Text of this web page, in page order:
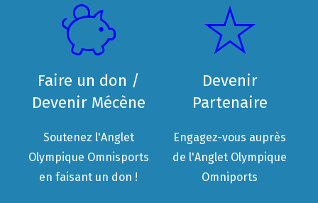
Faire un don /
Devenir Mécène
Soutenez l'Anglet
Olympique Omnisports
en faisant un don !
Devenir
Partenaire
Engagez-vous auprès
de l'Anglet Olympique
Omniports